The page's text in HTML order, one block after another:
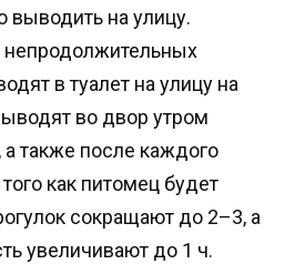
выводить на улицу.
в туалет на улицу на
во двор утром
также после каждого
как питомец будет
сокращают до 2–3, а
увеличивают до 1 ч.